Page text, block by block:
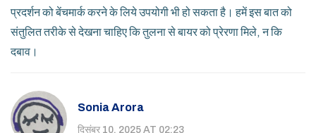
प्रदर्शन को बेंचमार्क करने के लिये उपयोगी भी हो सकता है। हमें इस बात को
संतुलित तरीके से देखना चाहिए कि तुलना से बायर को प्रेरणा मिले, न कि
दबाव।
Sonia Arora
दिसंबर 10, 2025 AT 02:23